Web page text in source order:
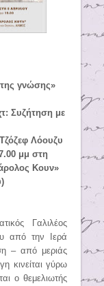
γνώσης»
Συζήτηση με
Λόουζυ
μμ στη
Κουν»
Γαλιλέος
από την Ιερά
– από μεριάς
κινείται γύρω
ο θεμελιωτής